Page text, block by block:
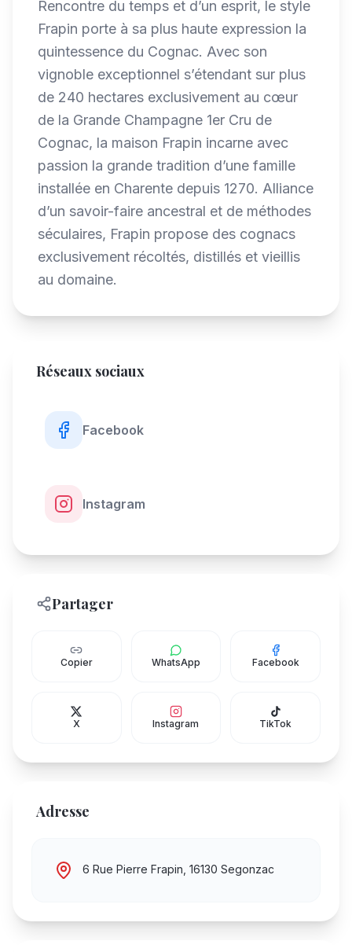
Rencontre du temps et d’un esprit, le style
Frapin porte à sa plus haute expression la
quintessence du Cognac. Avec son
vignoble exceptionnel s’étendant sur plus
de 240 hectares exclusivement au cœur
de la Grande Champagne 1er Cru de
Cognac, la maison Frapin incarne avec
passion la grande tradition d’une famille
installée en Charente depuis 1270. Alliance
d’un savoir-faire ancestral et de méthodes
séculaires, Frapin propose des cognacs
exclusivement récoltés, distillés et vieillis
au domaine.
Réseaux sociaux
Facebook
Instagram
Partager
Copier WhatsApp Facebook
X Instagram TikTok
Adresse
6 Rue Pierre Frapin, 16130 Segonzac